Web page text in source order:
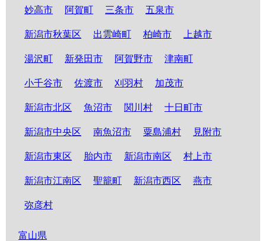
妙高市 阿賀町 三条市 五泉市
新潟市秋葉区 出雲崎町 柏崎市 上越市
湯沢町 新発田市 阿賀野市 津南町
小千谷市 佐渡市 刈羽村 加茂市
新潟市北区 魚沼市 関川村 十日町市
新潟市中央区 南魚沼市 粟島浦村 見附市
新潟市東区 胎内市 新潟市南区 村上市
新潟市江南区 聖籠町 新潟市西区 燕市
弥彦村
富山県